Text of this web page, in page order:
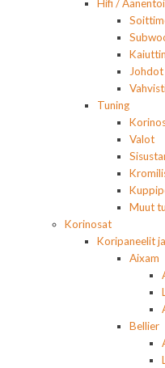
Hifi /
Tuning
Valot
Muut
Korinosat
Koripaneelit
Aixam
Bellier